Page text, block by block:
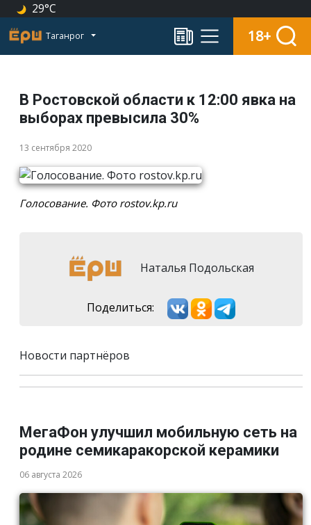
29°C
Таганрог 18+
В Ростовской области к 12:00 явка на
выборах превысила 30%
13 сентября 2020
Голосование. Фото rostov.kp.ru
Наталья Подольская
Поделиться:
Новости партнёров
МегаФон улучшил мобильную сеть на
родине семикаракорской керамики
06 августа 2026